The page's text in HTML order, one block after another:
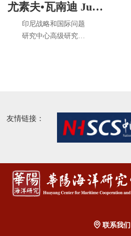
尤素夫•瓦南迪 Jusuf Wanandi
印尼战略和国际问题
研究中心高级研究员
友情链接：
联系我们